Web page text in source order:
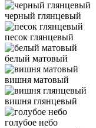
черный глянцевый
песок глянцевый
белый матовый
вишня матовый
вишня глянцевый
голубое небо